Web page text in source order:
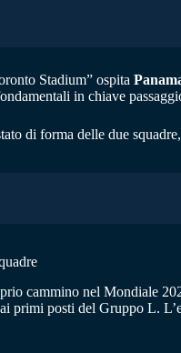
Stadium” ospita
in chiave
di forma delle due
cammino nel Mondiale
primi posti del Gruppo L.